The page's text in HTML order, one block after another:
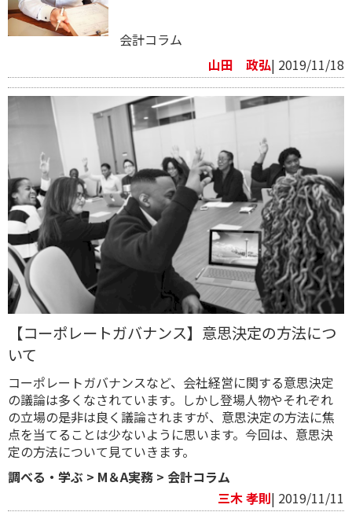
会計コラム
山田 政弘| 2019/11/18
【コーポレートガバナンス】意思決定の方法につ
いて
コーポレートガバナンスなど、会社経営に関する意思決定
の議論は多くなされています。しかし登場人物やそれぞれ
の立場の是非は良く議論されますが、意思決定の方法に焦
点を当てることは少ないように思います。今回は、意思決
定の方法について見ていきます。
調べる・学ぶ > M＆A実務 > 会計コラム
三木 孝則| 2019/11/11